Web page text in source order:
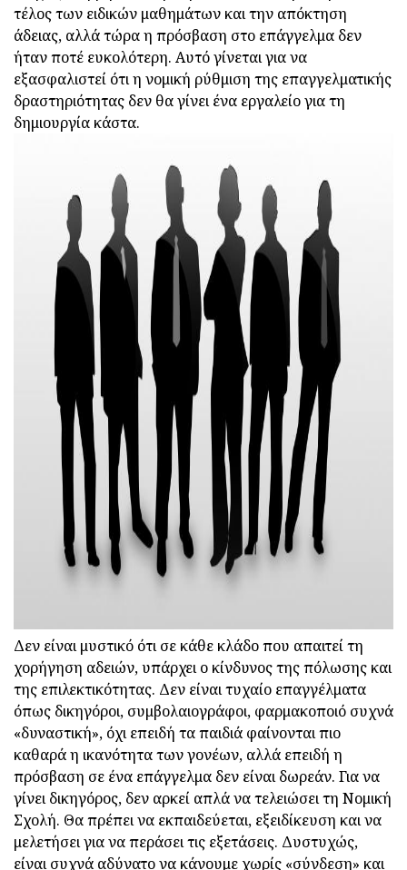
τέλος των ειδικών μαθημάτων και την απόκτηση
άδειας, αλλά τώρα η πρόσβαση στο επάγγελμα δεν
ήταν ποτέ ευκολότερη. Αυτό γίνεται για να
εξασφαλιστεί ότι η νομική ρύθμιση της επαγγελματικής
δραστηριότητας δεν θα γίνει ένα εργαλείο για τη
δημιουργία κάστα.
ad
Δεν είναι μυστικό ότι σε κάθε κλάδο που απαιτεί τη
χορήγηση αδειών, υπάρχει ο κίνδυνος της πόλωσης και
της επιλεκτικότητας. Δεν είναι τυχαίο επαγγέλματα
όπως δικηγόροι, συμβολαιογράφοι, φαρμακοποιό συχνά
«δυναστική», όχι επειδή τα παιδιά φαίνονται πιο
καθαρά η ικανότητα των γονέων, αλλά επειδή η
πρόσβαση σε ένα επάγγελμα δεν είναι δωρεάν. Για να
γίνει δικηγόρος, δεν αρκεί απλά να τελειώσει τη Νομική
Σχολή. Θα πρέπει να εκπαιδεύεται, εξειδίκευση και να
μελετήσει για να περάσει τις εξετάσεις. Δυστυχώς,
είναι συχνά αδύνατο να κάνουμε χωρίς «σύνδεση» και